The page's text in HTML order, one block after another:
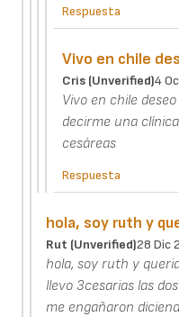
Respuesta
Vivo en chile
Cris (unverified)4
Vivo en chile
decirme una
cesáreas
Respuesta
hola, soy ruth y
Rut (unverified)28 Dic
hola, soy ruth y
llevo 3cesarias las
me engañaron